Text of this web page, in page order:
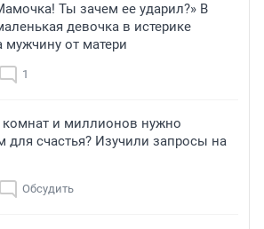
Ты зачем ее ударил?» В
девочка в истерике
мужчину от матери
1
и миллионов нужно
для счастья? Изучили запросы на
Обсудить